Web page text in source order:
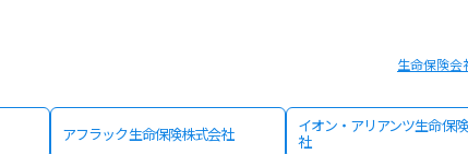
アフラック生命保険株式会社 イオン・アリアンツ生命保
社
生命保険会